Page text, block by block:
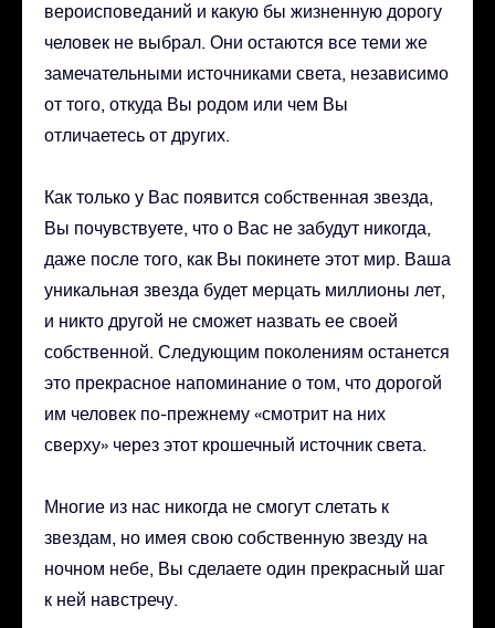
вероисповеданий и какую бы жизненную дорогу
человек не выбрал. Они остаются все теми же
замечательными источниками света, независимо
от того, откуда Вы родом или чем Вы
отличаетесь от других.
Как только у Вас появится собственная звезда,
Вы почувствуете, что о Вас не забудут никогда,
даже после того, как Вы покинете этот мир. Ваша
уникальная звезда будет мерцать миллионы лет,
и никто другой не сможет назвать ее своей
собственной. Следующим поколениям останется
это прекрасное напоминание о том, что дорогой
им человек по-прежнему «смотрит на них
сверху» через этот крошечный источник света.
Многие из нас никогда не смогут слетать к
звездам, но имея свою собственную звезду на
ночном небе, Вы сделаете один прекрасный шаг
к ней навстречу.